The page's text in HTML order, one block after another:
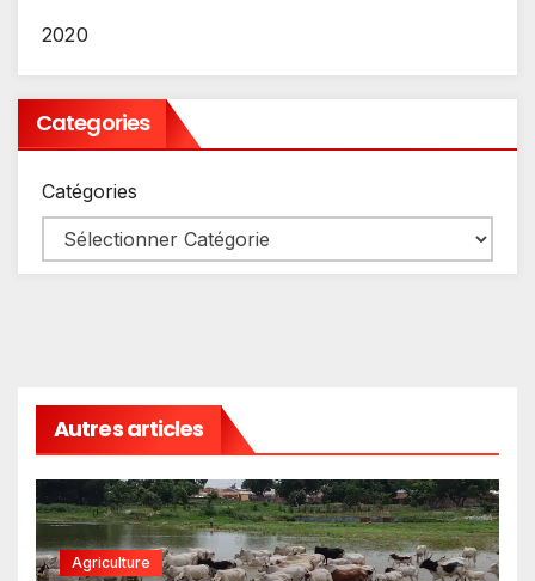
2020
Categories
Catégories
Autres articles
Agriculture